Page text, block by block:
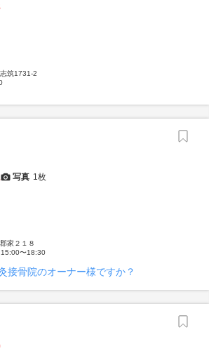
筑1731-2
写真 1枚
家２１８
〜18:30
接骨院のオーナー様ですか？